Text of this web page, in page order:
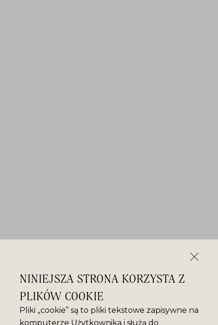
NINIEJSZA STRONA KORZYSTA Z
PLIKÓW COOKIE
Pliki „cookie” są to pliki tekstowe zapisywne na
komputerze Użytkownika i służą do